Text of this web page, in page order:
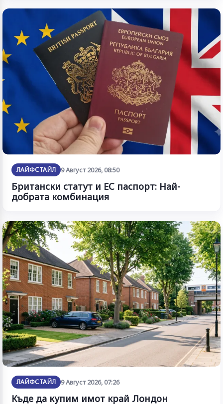
ЛАЙФСТАЙЛ 9 Август 2026, 08:50
Британски статут и ЕС паспорт: Най-
добрата комбинация
ЛАЙФСТАЙЛ 9 Август 2026, 07:26
Къде да купим имот край Лондон